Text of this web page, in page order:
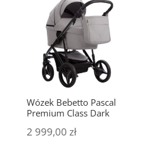
Wózek Bebetto Pascal
Premium Class Dark
2 999,00 zł